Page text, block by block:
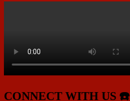
CONNECT WITH US ☎️